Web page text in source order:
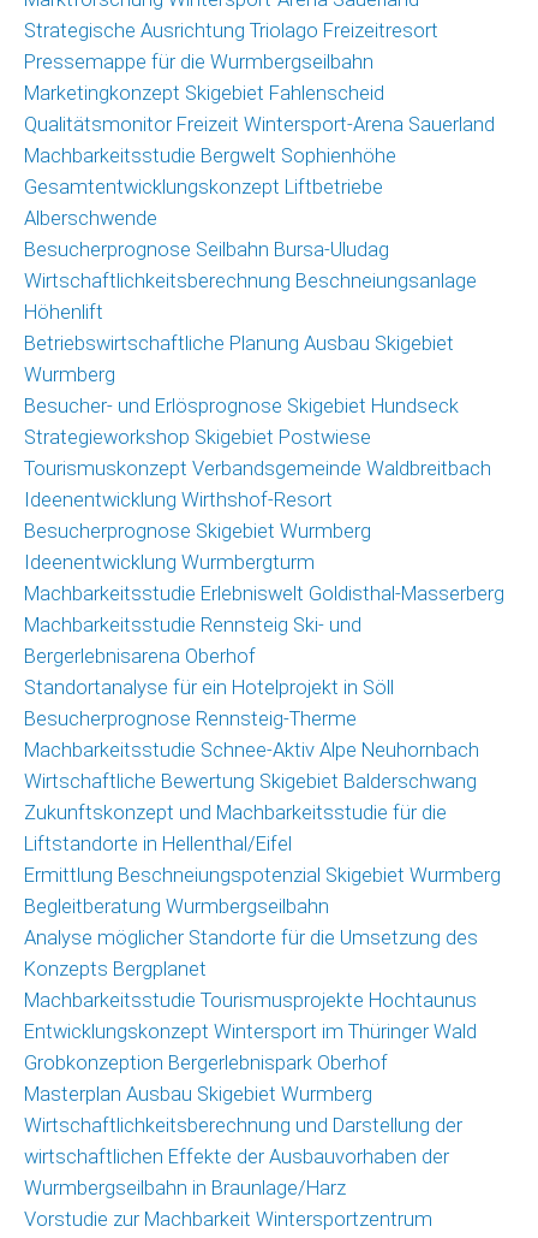
Strategische Ausrichtung Triolago Freizeitresort
Pressemappe für die Wurmbergseilbahn
Marketingkonzept Skigebiet Fahlenscheid
Qualitätsmonitor Freizeit Wintersport-Arena Sauerland
Machbarkeitsstudie Bergwelt Sophienhöhe
Gesamtentwicklungskonzept Liftbetriebe
Alberschwende
Besucherprognose Seilbahn Bursa-Uludag
Wirtschaftlichkeitsberechnung Beschneiungsanlage
Höhenlift
Betriebswirtschaftliche Planung Ausbau Skigebiet
Wurmberg
Besucher- und Erlösprognose Skigebiet Hundseck
Strategieworkshop Skigebiet Postwiese
Tourismuskonzept Verbandsgemeinde Waldbreitbach
Ideenentwicklung Wirthshof-Resort
Besucherprognose Skigebiet Wurmberg
Ideenentwicklung Wurmbergturm
Machbarkeitsstudie Erlebniswelt Goldisthal-Masserberg
Machbarkeitsstudie Rennsteig Ski- und
Bergerlebnisarena Oberhof
Standortanalyse für ein Hotelprojekt in Söll
Besucherprognose Rennsteig-Therme
Machbarkeitsstudie Schnee-Aktiv Alpe Neuhornbach
Wirtschaftliche Bewertung Skigebiet Balderschwang
Zukunftskonzept und Machbarkeitsstudie für die
Liftstandorte in Hellenthal/Eifel
Ermittlung Beschneiungspotenzial Skigebiet Wurmberg
Begleitberatung Wurmbergseilbahn
Analyse möglicher Standorte für die Umsetzung des
Konzepts Bergplanet
Machbarkeitsstudie Tourismusprojekte Hochtaunus
Entwicklungskonzept Wintersport im Thüringer Wald
Grobkonzeption Bergerlebnispark Oberhof
Masterplan Ausbau Skigebiet Wurmberg
Wirtschaftlichkeitsberechnung und Darstellung der
wirtschaftlichen Effekte der Ausbauvorhaben der
Wurmbergseilbahn in Braunlage/Harz
Vorstudie zur Machbarkeit Wintersportzentrum